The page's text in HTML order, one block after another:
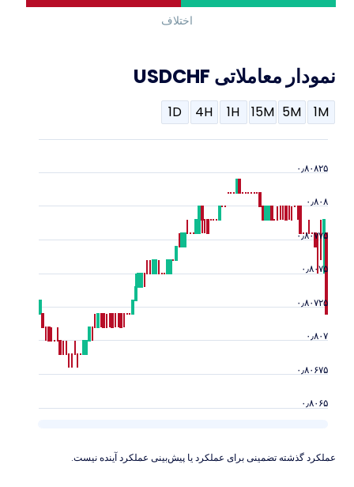
اختلاف
نمودار معاملاتی USDCHF
1M
5M
15M
1H
4H
1D
۰٫۸۰۶۵
۰٫۸۰۶۷۵
۰٫۸۰۷
۰٫۸۰۷۲۵
۰٫۸۰۷۵
۰٫۸۰۷۷۵
۰٫۸۰۸
۰٫۸۰۸۲۵
عملکرد گذشته تضمینی برای عملکرد یا پیش‌بینی عملکرد آینده نیست.